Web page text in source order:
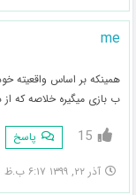
me
همینکه بر اساس واقعیته
ب بازی میگیره خلاصه که
15 پاسخ
آذر ۲۲, ۱۳۹۹ ۶:۱۷ ب.ظ